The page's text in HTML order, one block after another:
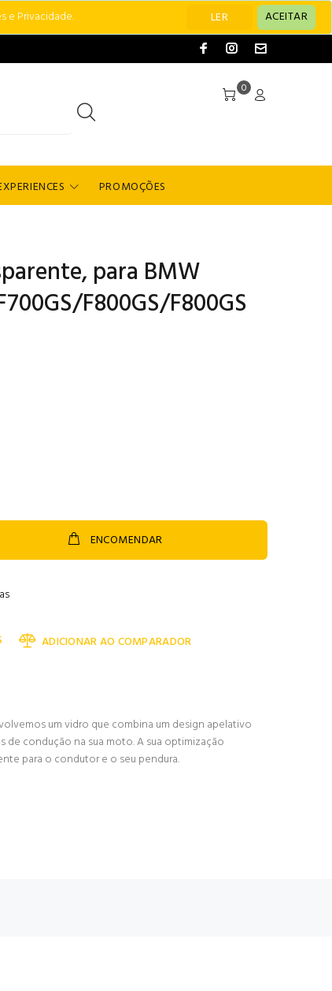
e Privacidade. LER
ACEITAR
0
PROMOÇÕES
para BMW
F800GS/F800GS
ENCOMENDAR
ADICIONAR AO COMPARADOR
um vidro que combina um design apelativo
de condução na sua moto. A sua optimização
para o condutor e o seu pendura.